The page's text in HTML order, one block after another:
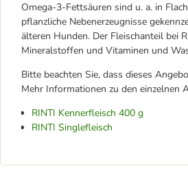
Omega-3-Fettsäuren sind u. a. in
pflanzliche Nebenerzeugnisse
älteren Hunden. Der Fleischanteil bei
Mineralstoffen und Vitaminen und
Bitte beachten Sie, dass dieses
Mehr Informationen zu den einzelnen
RINTI Kennerfleisch 400 g
RINTI Singlefleisch